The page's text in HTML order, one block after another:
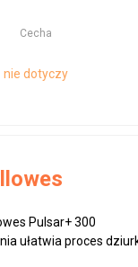
Cecha
nie dotyczy
Pulsar+ 300
ułatwia proces